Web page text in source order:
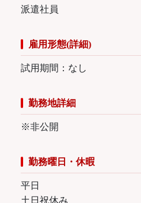
派遣社員
雇用形態(詳細)
試用期間：なし
勤務地詳細
※非公開
勤務曜日・休暇
平日
土日祝休み